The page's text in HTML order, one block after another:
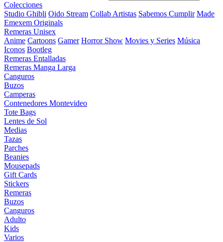
Colecciones
Studio Ghibli Oido Stream Collab Artistas Sabemos Cumplir Made
Emexem Originals
Remeras Unisex
Anime Cartoons Gamer Horror Show Movies y Series Música
Iconos Bootleg
Remeras Entalladas
Remeras Manga Larga
Canguros
Buzos
Camperas
Contenedores Montevideo
Tote Bags
Lentes de Sol
Medias
Tazas
Parches
Beanies
Mousepads
Gift Cards
Stickers
Remeras
Buzos
Canguros
Adulto
Kids
Varios